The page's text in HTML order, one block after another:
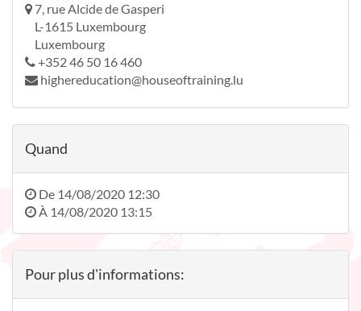
7, rue Alcide de Gasperi
L-1615 Luxembourg
Luxembourg
+352 46 50 16 460
highereducation@houseoftraining.lu
Quand
De 14/08/2020 12:30
À 14/08/2020 13:15
Pour plus d'informations: